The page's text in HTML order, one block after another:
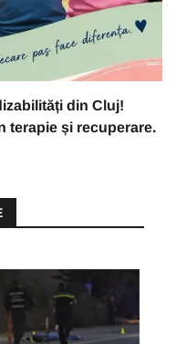
din Cluj!
terapie și recuperare.